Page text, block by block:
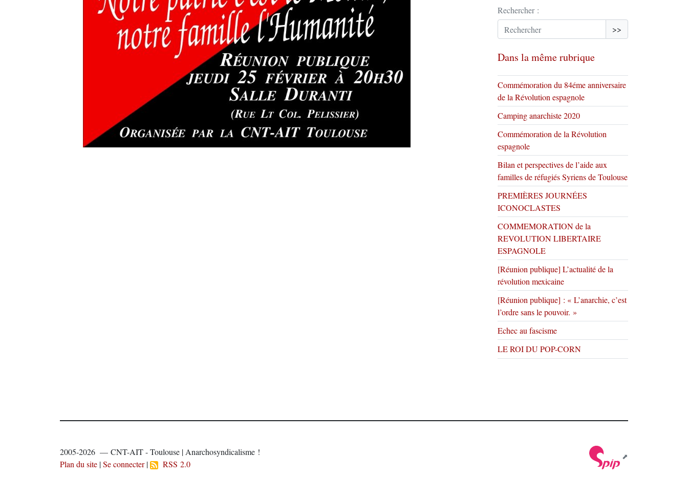
Rechercher :
>>
Dans la même rubrique
Commémoration du 84éme anniversaire
de la Révolution espagnole
Camping anarchiste 2020
Commémoration de la Révolution
espagnole
Bilan et perspectives de l’aide aux
familles de réfugiés Syriens de Toulouse
PREMIÈRES JOURNÉES
ICONOCLASTES
COMMEMORATION de la
REVOLUTION LIBERTAIRE
ESPAGNOLE
[Réunion publique] L’actualité de la
révolution mexicaine
[Réunion publique] : « L’anarchie, c’est
l’ordre sans le pouvoir. »
Echec au fascisme
LE ROI DU POP-CORN
2005-2026 — CNT-AIT - Toulouse | Anarchosyndicalisme !
Plan du site |Se connecter| RSS 2.0